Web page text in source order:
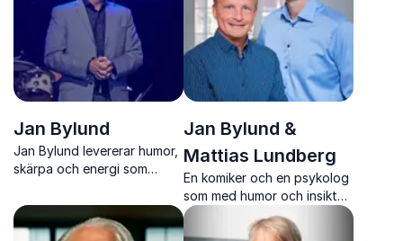
Jan Bylund
Jan Bylund levererar humor,
skärpa och energi som
skapar engagemang från
start till slut
Jan Bylund &
Mattias Lundberg
En komiker och en psykolog
som med humor och insikt
granskar mamma-sanningar
och väcker igenkänning hos